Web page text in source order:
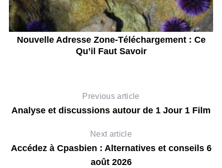
Nouvelle Adresse Zone-Téléchargement : Ce
Qu’il Faut Savoir
Previous article
Analyse et discussions autour de 1 Jour 1 Film
Next article
Accédez à Cpasbien : Alternatives et conseils 6
août 2026